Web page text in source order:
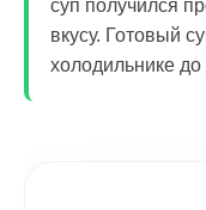
суп получился
вкусу. Готовый
холодильнике до